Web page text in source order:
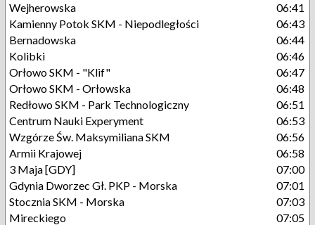
Wejherowska
06:41
Kamienny Potok SKM - Niepodległości
06:43
Bernadowska
06:44
Kolibki
06:46
Orłowo SKM - "Klif"
06:47
Orłowo SKM - Orłowska
06:48
Redłowo SKM - Park Technologiczny
06:51
Centrum Nauki Experyment
06:53
Wzgórze Św. Maksymiliana SKM
06:56
Armii Krajowej
06:58
3 Maja [GDY]
07:00
Gdynia Dworzec Gł. PKP - Morska
07:01
Stocznia SKM - Morska
07:03
Mireckiego
07:05